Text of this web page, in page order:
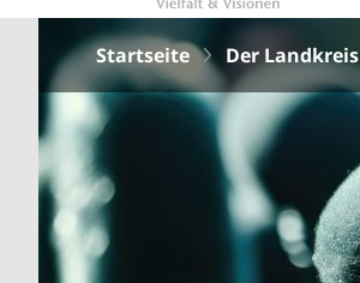
Startseite Der Landkreis